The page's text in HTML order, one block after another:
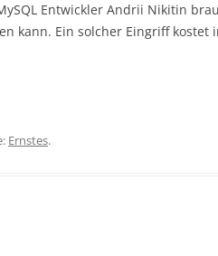
Entwickler Andrii Nikitin
kann. Ein solcher Eingriff kostet
Ernstes.